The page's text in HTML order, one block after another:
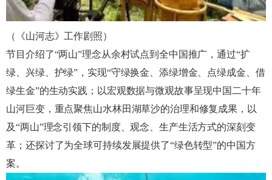
（《山河志》工作剧照）
节目介绍了“两山”理念从余村试点到全中国推广，通过“扩
绿、兴绿、护绿”，实现“守绿换金、添绿增金、点绿成金、借
绿生金”的生动实践；以宏观数据与微观故事呈现中国二十年
山河巨变，重点聚焦山水林田湖草沙的治理和修复成果，以
及“两山”理念引领下的制度、观念、生产生活方式的深刻变
革；还探讨了为全球可持续发展提供了“绿色转型”的中国方
案。